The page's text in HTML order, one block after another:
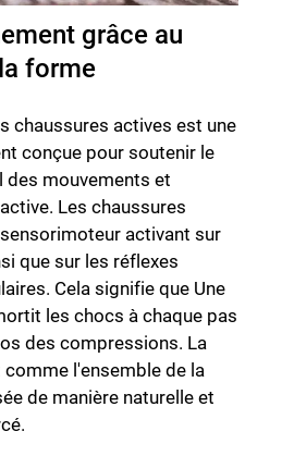
grâce au
forme
chaussures actives est une
conçue pour soutenir le
des mouvements et
Les chaussures
activant sur
que sur les réflexes
Cela signifie que Une
les chocs à chaque pas
des compressions. La
l'ensemble de la
de manière naturelle et